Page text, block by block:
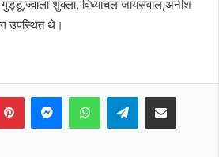
शुक्ला, विंध्याचल जायसवाल,अनीश
उपस्थित थे।
PinterestMessengerWhatsAppTelegramShare via Email